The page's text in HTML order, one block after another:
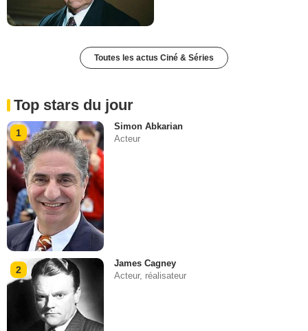
Toutes les actus Ciné & Séries
Top stars du jour
1
Simon Abkarian
Acteur
2
James Cagney
Acteur, réalisateur